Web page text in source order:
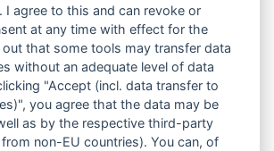
I agree to this and can revoke or
at any time with effect for the
out that some tools may transfer data
without an adequate level of data
"Accept (incl. data transfer to
you agree that the data may be
as by the respective third-party
non-EU countries). You can, of